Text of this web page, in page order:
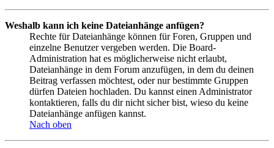
Weshalb kann ich keine Dateianhänge anfügen?
Rechte für Dateianhänge können für Foren, Gruppen und
einzelne Benutzer vergeben werden. Die Board-
Administration hat es möglicherweise nicht erlaubt,
Dateianhänge in dem Forum anzufügen, in dem du deinen
Beitrag verfassen möchtest, oder nur bestimmte Gruppen
dürfen Dateien hochladen. Du kannst einen Administrator
kontaktieren, falls du dir nicht sicher bist, wieso du keine
Dateianhänge anfügen kannst.
Nach oben